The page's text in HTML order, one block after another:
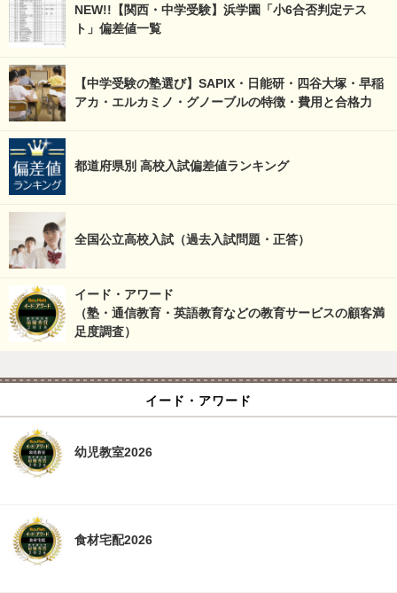
NEW!!【関西・中学受験】浜学園「小6合否判定テス
ト」偏差値一覧
【中学受験の塾選び】SAPIX・日能研・四谷大塚・早稲
アカ・エルカミノ・グノーブルの特徴・費用と合格力
都道府県別 高校入試偏差値ランキング
全国公立高校入試（過去入試問題・正答）
イード・アワード
（塾・通信教育・英語教育などの教育サービスの顧客満
足度調査）
イード・アワード
幼児教室2026
食材宅配2026